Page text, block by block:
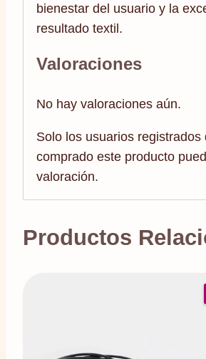
bienestar del usuario y la
resultado textil.
Valoraciones
No hay valoraciones aún.
Solo los usuarios registrados
comprado este producto
valoración.
Productos